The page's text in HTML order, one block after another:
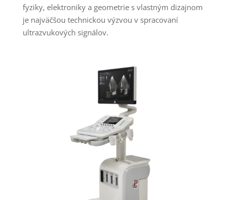
fyziky, elektroniky a geometrie s vlastným dizajnom
je najväčšou technickou výzvou v spracovaní
ultrazvukových signálov.